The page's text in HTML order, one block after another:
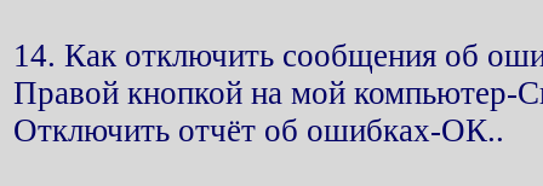
14. Как отключить сообщения об
Правой кнопкой на мой компьютер-
Отключить отчёт об ошибках-ОК..